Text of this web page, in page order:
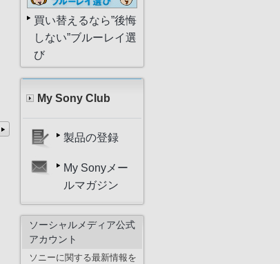
買い替えるなら”後悔
しない”ブルーレイ選
び
My Sony Club
製品の登録
My Sonyメー
ルマガジン
ソーシャルメディア公式
アカウント
ソニーに関する最新情報を